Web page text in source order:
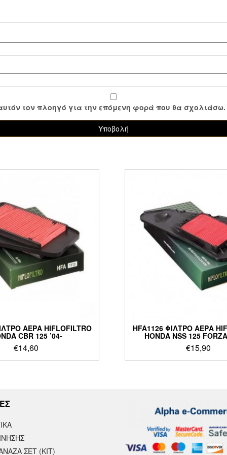
τον πλοηγό για την επόμενη φορά που θα σχολιάσω.
ΑΕΡΑ HIFLOFILTRO
CBR 125 ’04-
€14,60
HFA1126 ΦΙΛΤΡΟ ΑΕΡΑ
HONDA NSS 125
€15,90
ΣΕΤ (ΚΙΤ)